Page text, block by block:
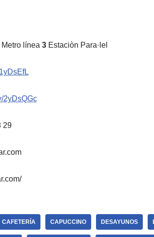
línea 3Estaciòn Para·lel
2yDsQGc
29
CAFETERÍA CAPUCCINO DESAYUNOS